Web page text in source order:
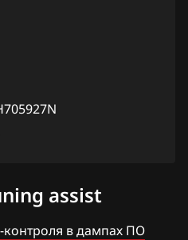
assist
контроля в дампах ПО